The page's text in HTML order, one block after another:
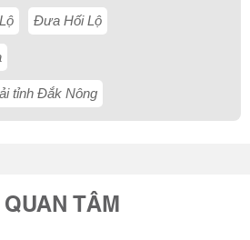
Đưa Hối Lộ
tỉnh Đắk Nông
TÂM